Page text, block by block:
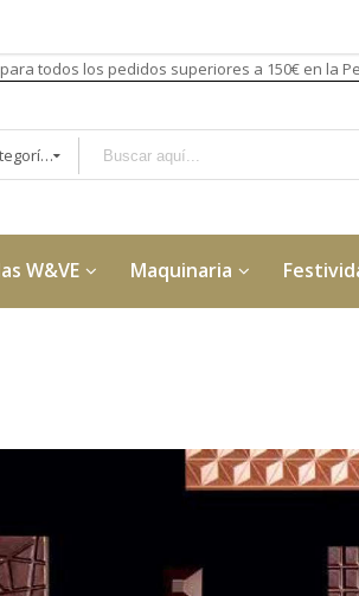
para todos los pedidos superiores a 150€ en la
Todas las categorías
W&VE Maquinaria